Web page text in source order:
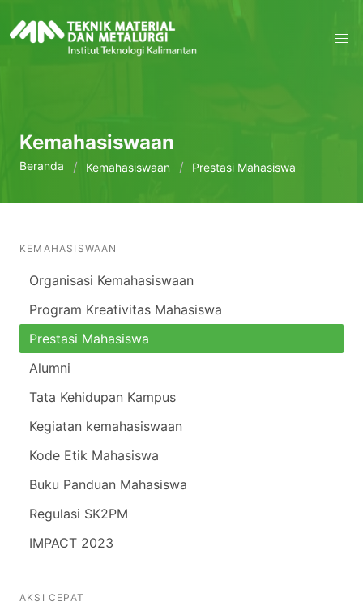
Kemahasiswaan
Beranda Kemahasiswaan Prestasi Mahasiswa
KEMAHASISWAAN
Organisasi Kemahasiswaan
Program Kreativitas Mahasiswa
Prestasi Mahasiswa
Alumni
Tata Kehidupan Kampus
Kegiatan kemahasiswaan
Kode Etik Mahasiswa
Buku Panduan Mahasiswa
Regulasi SK2PM
IMPACT 2023
AKSI CEPAT